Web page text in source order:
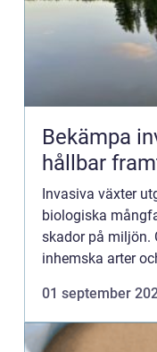
Bekämpa
hållbar
Invasiva växter
biologiska
skador på miljön.
inhemska arter
01 september